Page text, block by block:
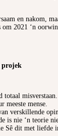
en nakom,
2021 ‘n
projek
totaal
meeste mense.
verskillende
is nie ‘n teorie
Sê dit met liefde